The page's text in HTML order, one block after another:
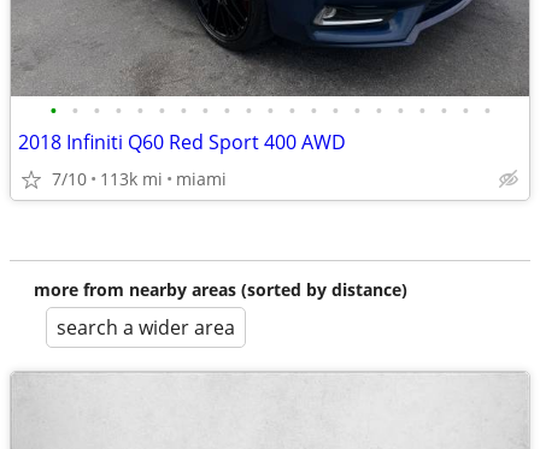
• • • • • • • • • • • • • • • • • • • • •
2018 Infiniti Q60 Red Sport 400 AWD
7/10 113k mi miami
more from nearby areas (sorted by distance)
search a wider area